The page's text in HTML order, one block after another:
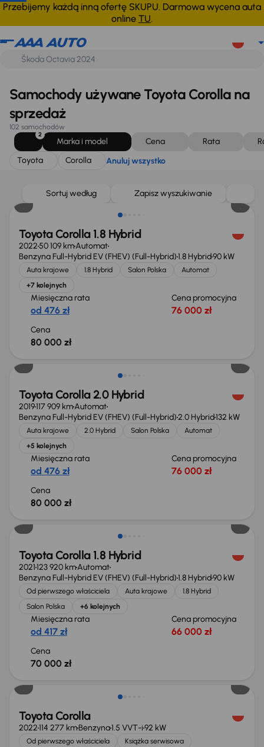
Przebijemy każdą inną ofertę SKUPU. Darmowa wycena auta
online TU.
Toyota Corolla Anuluj wszystko
Samochody używane Toyota Corolla na
sprzedaż
102 samochodów
2
Marka i model Cena Rata
Toyota
Corolla Anuluj wszystko
Sortuj według Zapisz wyszukiwanie
Świeżo skupione
Toyota Corolla 1.8 Hybrid
202250 109 kmAutomat
Benzyna Full-Hybrid EV (FHEV) (Full-Hybrid)1.8 Hybrid90 kW
Auta krajowe 1.8 Hybrid Salon Polska
Automat
+7 kolejnych
Miesięczna rata
od 476 zł
Cena promocyjna
76 000 zł
Cena
80 000 zł
Toyota Corolla 2.0 Hybrid
2019117 909 kmAutomat
Benzyna Full-Hybrid EV (FHEV) (Full-Hybrid)2.0 Hybrid132 kW
Auta krajowe 2.0 Hybrid Salon Polska
Automat
+5 kolejnych
Miesięczna rata
od 476 zł
Cena promocyjna
76 000 zł
Cena
80 000 zł
Możliwość odliczenia VAT
Toyota Corolla 1.8 Hybrid
2021123 920 kmAutomat
Benzyna Full-Hybrid EV (FHEV) (Full-Hybrid)1.8 Hybrid90 kW
Od pierwszego właściciela Auta krajowe
1.8 Hybrid
Salon Polska
+6 kolejnych
Miesięczna rata
od 417 zł
Cena promocyjna
66 000 zł
Cena
70 000 zł
Toyota Corolla
2022114 277 kmBenzyna1.5 VVT-i92 kW
Od pierwszego właściciela
Książka serwisowa